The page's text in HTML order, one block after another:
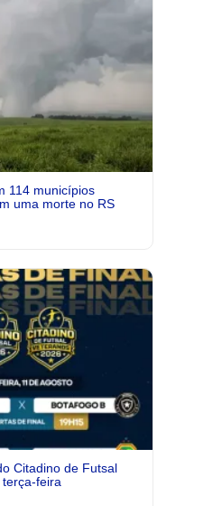
114 municípios
uma morte no RS
Citadino de Futsal
feira